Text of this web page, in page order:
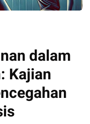
dalam
Kajian